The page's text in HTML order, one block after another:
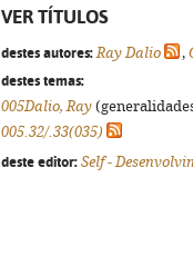
VER TÍTULOS
destes autores: Ray Dalio ,
destes temas:
005Dalio, Ray
005.32/.33(035)
deste editor: Self -